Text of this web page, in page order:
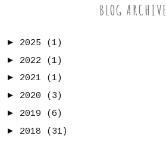
BLOG ARCHIVE
► 2025
(1)
► 2022
(1)
► 2021
(1)
► 2020
(3)
► 2019
(6)
► 2018
(31)